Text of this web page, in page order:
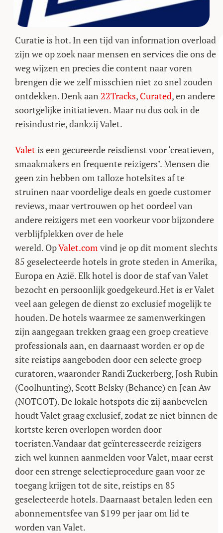
Curatie is hot. In een tijd van information overload
zijn we op zoek naar mensen en services die ons de
weg wijzen en precies die content naar voren
brengen die we zelf misschien niet zo snel zouden
ontdekken. Denk aan 22Tracks, Curated, en andere
soortgelijke initiatieven. Maar nu dus ook in de
reisindustrie, dankzij Valet.
Valetis een gecureerde reisdienst voor ‘creatieven,
smaakmakers en frequente reizigers’. Mensen die
geen zin hebben om talloze hotelsites af te
struinen naar voordelige deals en goede customer
reviews, maar vertrouwen op het oordeel van
andere reizigers met een voorkeur voor bijzondere
verblijfplekken over de hele
wereld. OpValet.comvind je op dit moment slechts
85 geselecteerde hotels in grote steden in Amerika,
Europa en Azië. Elk hotel is door de staf van Valet
bezocht en persoonlijk goedgekeurd.Het is er Valet
veel aan gelegen de dienst zo exclusief mogelijk te
houden. De hotels waarmee ze samenwerkingen
zijn aangegaan trekken graag een groep creatieve
professionals aan, en daarnaast worden er op de
site reistips aangeboden door een selecte groep
curatoren, waaronder Randi Zuckerberg, Josh Rubin
(Coolhunting), Scott Belsky (Behance) en Jean Aw
(NOTCOT). De lokale hotspots die zij aanbevelen
houdt Valet graag exclusief, zodat ze niet binnen de
kortste keren overlopen worden door
toeristen.Vandaar dat geïnteresseerde reizigers
zich wel kunnen aanmelden voor Valet, maar eerst
door een strenge selectieprocedure gaan voor ze
toegang krijgen tot de site, reistips en 85
geselecteerde hotels. Daarnaast betalen leden een
abonnementsfee van $199 per jaar om lid te
worden van Valet.
Volgende artikel
Nooit meer
rennen naar
ingebouwde
step